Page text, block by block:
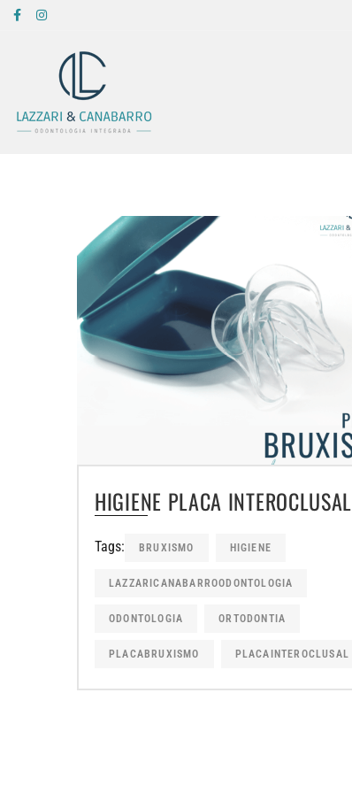
HIGIENE PLACA INTEROCLUSAL
Tags: BRUXISMO HIGIENE
LAZZARICANABARROODONTOLOGIA
ODONTOLOGIA ORTODONTIA
PLACABRUXISMO PLACAINTEROCLUSAL